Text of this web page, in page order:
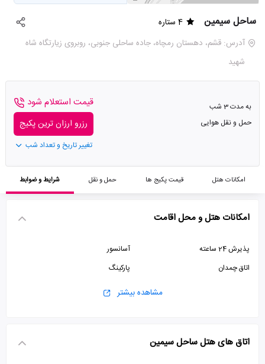
ساحل سیمین
4 ستاره
آدرس: قشم، دهستان رمچاه، جاده ساحلی جنوبی، روبروی زیارتگاه شاه
شهید
به مدت 3 شب
حمل و نقل هوایی
قیمت استعلام شود
رزرو ارزان ترین پکیج
تغییر تاریخ و تعداد شب
امکانات هتل قیمت پکیج ها حمل و نقل شرایط و ضوابط
امکانات هتل و محل اقامت
پذیرش 24 ساعته
آسانسور
اتاق چمدان
پارکینگ
مشاهده بیشتر
اتاق های هتل ساحل سیمین